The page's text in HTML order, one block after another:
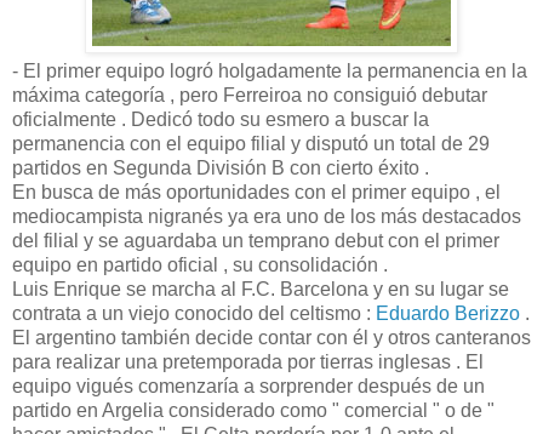
- El primer equipo logró holgadamente la permanencia en la
máxima categoría , pero Ferreiroa no consiguió debutar
oficialmente . Dedicó todo su esmero a buscar la
permanencia con el equipo filial y disputó un total de 29
partidos en Segunda División B con cierto éxito .
En busca de más oportunidades con el primer equipo , el
mediocampista nigranés ya era uno de los más destacados
del filial y se aguardaba un temprano debut con el primer
equipo en partido oficial , su consolidación .
Luis Enrique se marcha al F.C. Barcelona y en su lugar se
contrata a un viejo conocido del celtismo : Eduardo Berizzo .
El argentino también decide contar con él y otros canteranos
para realizar una pretemporada por tierras inglesas . El
equipo vigués comenzaría a sorprender después de un
partido en Argelia considerado como " comercial " o de "